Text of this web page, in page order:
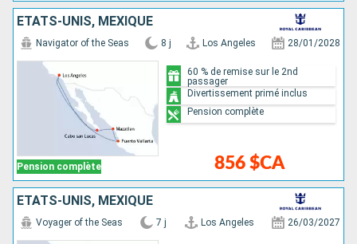
ÉTATS-UNIS, MEXIQUE
Pension complète
Navigator of the Seas 8 j Los Angeles 28/01/2028
856 $CA
60 % de remise sur le 2nd
passager
Divertissement primé inclus
Pension complète
ÉTATS-UNIS, MEXIQUE
Voyager of the Seas 7 j Los Angeles 26/03/2027